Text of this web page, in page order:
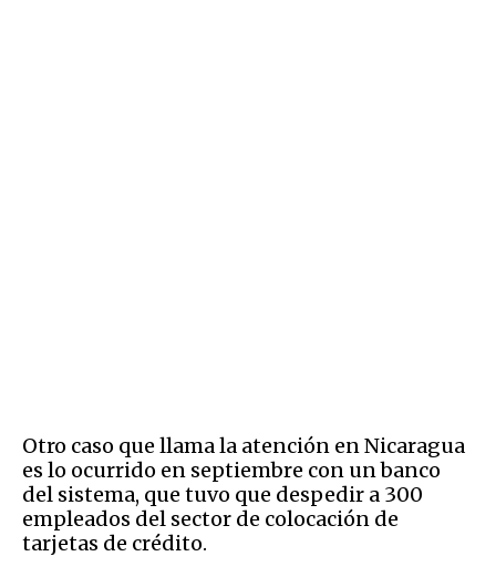
Otro caso que llama la atención en Nicaragua
es lo ocurrido en septiembre con un banco
del sistema, que tuvo que despedir a 300
empleados del sector de colocación de
tarjetas de crédito.